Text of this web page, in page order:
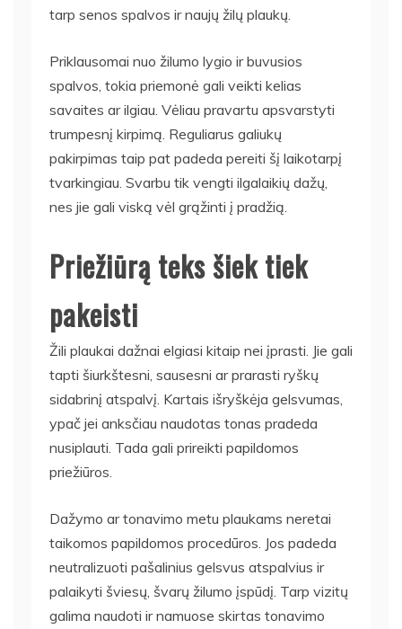
tarp senos spalvos ir naujų žilų plaukų.
Priklausomai nuo žilumo lygio ir buvusios
spalvos, tokia priemonė gali veikti kelias
savaites ar ilgiau. Vėliau pravartu apsvarstyti
trumpesnį kirpimą. Reguliarus galiukų
pakirpimas taip pat padeda pereiti šį laikotarpį
tvarkingiau. Svarbu tik vengti ilgalaikių dažų,
nes jie gali viską vėl grąžinti į pradžią.
Priežiūrą teks šiek tiek
pakeisti
Žili plaukai dažnai elgiasi kitaip nei įprasti. Jie gali
tapti šiurkštesni, sausesni ar prarasti ryškų
sidabrinį atspalvį. Kartais išryškėja gelsvumas,
ypač jei anksčiau naudotas tonas pradeda
nusiplauti. Tada gali prireikti papildomos
priežiūros.
Dažymo ar tonavimo metu plaukams neretai
taikomos papildomos procedūros. Jos padeda
neutralizuoti pašalinius gelsvus atspalvius ir
palaikyti šviesų, švarų žilumo įspūdį. Tarp vizitų
galima naudoti ir namuose skirtas tonavimo